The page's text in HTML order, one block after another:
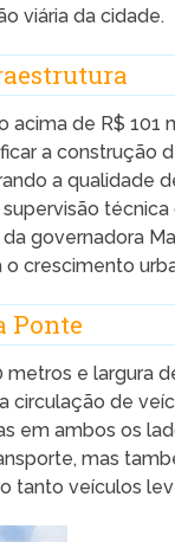
viária da cidade.
de R$ 101
a construção
a qualidade
governadora
crescimento
Ponte
e largura
circulação de
em ambos os
mas
tanto veículos